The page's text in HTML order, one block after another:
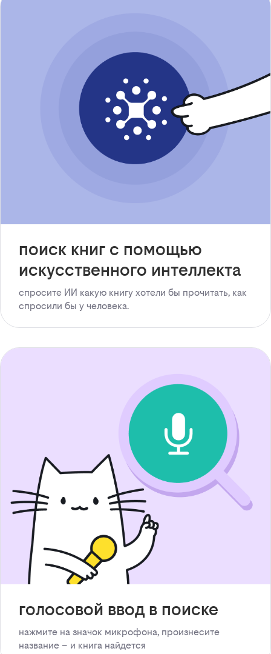
поиск книг с помощью
искусственного интеллекта
спросите ИИ какую книгу хотели бы прочитать, как
спросили бы у человека.
голосовой ввод в поиске
нажмите на значок микрофона, произнесите
название – и книга найдется